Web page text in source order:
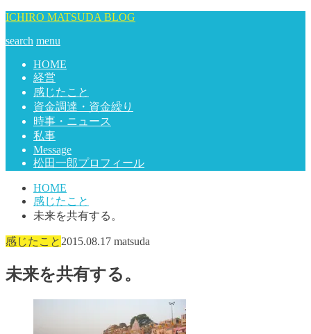
ICHIRO MATSUDA BLOG
search menu
HOME
経営
感じたこと
資金調達・資金繰り
時事・ニュース
私事
Message
松田一郎プロフィール
HOME
感じたこと
未来を共有する。
感じたこと 2015.08.17 matsuda
未来を共有する。